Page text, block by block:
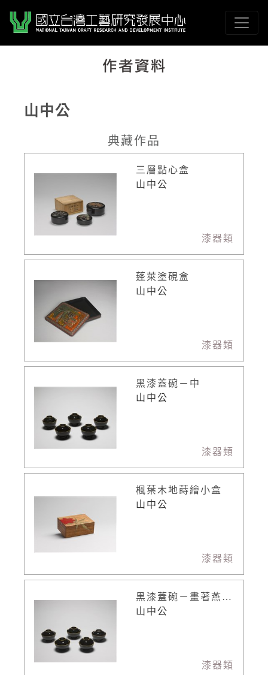
國立臺灣工藝研究發
網頁導覽
:::
山中公
典藏作品
三層點心盒
山中公
漆器類
蓬萊塗硯盒
山中公
漆器類
黑漆蓋碗－中
山中公
漆器類
楓葉木地蒔繪小盒
山中公
漆器類
黑漆蓋碗－畫著燕子的碗
山中公
漆器類